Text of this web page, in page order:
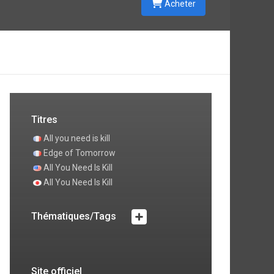
Acheter
Titres
All you need is kill
Edge of Tomorrow
All You Need Is Kill
All You Need Is Kill
Thématiques/Tags
Site officiel